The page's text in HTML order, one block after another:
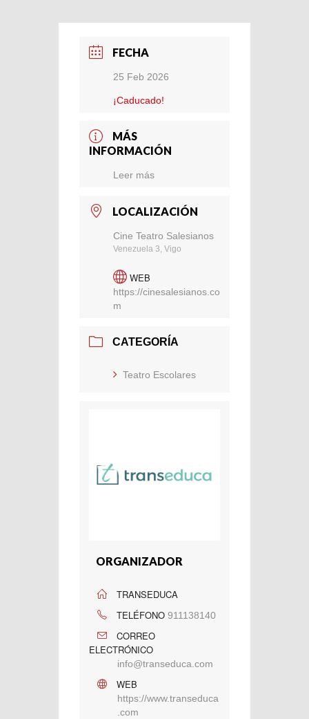
FECHA
25 Feb 2026
¡Caducado!
MÁS
INFORMACIÓN
Leer más
LOCALIZACIÓN
Cine Teatro Salesianos
Venezuela 3, Vigo
WEB
https://cinesalesianos.co
m
CATEGORÍA
Teatro Escolares
ORGANIZADOR
TRANSEDUCA
TELÉFONO 911138140
CORREO
ELECTRÓNICO
info@transeduca.com
WEB
https://www.transeduca
.com